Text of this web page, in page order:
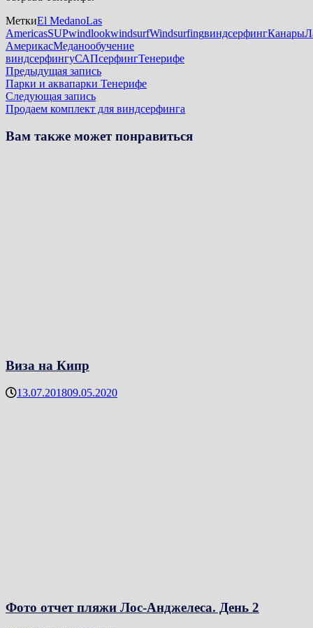
МеткиEl MedanoLas
AmericasSUPwindlookwindsurfWindsurfingвиндсерфингКанары
АмерикасМеданообучение
виндсерфингуСАПсерфингТенерифе
Навигация
по
записям
Предыдущая записьПредыдущая
запись:
Парки и аквапарки Тенерифе
Следующая записьСледующая
запись:
Продаем комплект для виндсерфинга
Вам также может понравиться
Виза на Кипр
13.07.201809.05.2020
Фото отчет пляжи Лос-Анджелеса. День 2